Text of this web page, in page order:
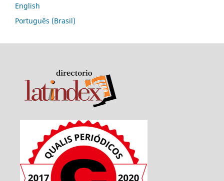
English
Português (Brasil)